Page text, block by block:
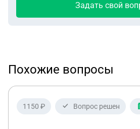
Задать свой
Похожие вопросы
1150 ₽ Вопрос решен